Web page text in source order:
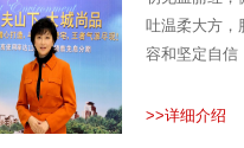
吐温柔大方，
容和坚定自信
>>详细介绍